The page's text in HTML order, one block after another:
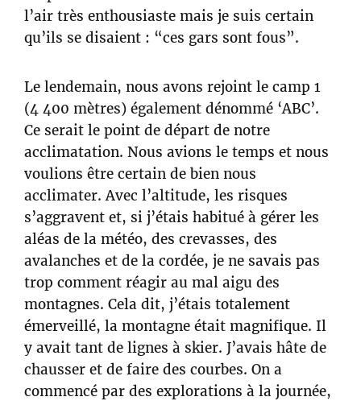
l’air très enthousiaste mais je suis certain
qu’ils se disaient : “ces gars sont fous”.
Le lendemain, nous avons rejoint le camp 1
(4 400 mètres) également dénommé ‘ABC’.
Ce serait le point de départ de notre
acclimatation. Nous avions le temps et nous
voulions être certain de bien nous
acclimater. Avec l’altitude, les risques
s’aggravent et, si j’étais habitué à gérer les
aléas de la météo, des crevasses, des
avalanches et de la cordée, je ne savais pas
trop comment réagir au mal aigu des
montagnes. Cela dit, j’étais totalement
émerveillé, la montagne était magnifique. Il
y avait tant de lignes à skier. J’avais hâte de
chausser et de faire des courbes. On a
commencé par des explorations à la journée,